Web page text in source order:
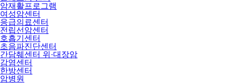
암재활프로그램
여성암센터
응급의료센터
전립선암센터
호흡기센터
초음파진단센터
간담췌센터 위·대장암
감염센터
한방센터
암병원